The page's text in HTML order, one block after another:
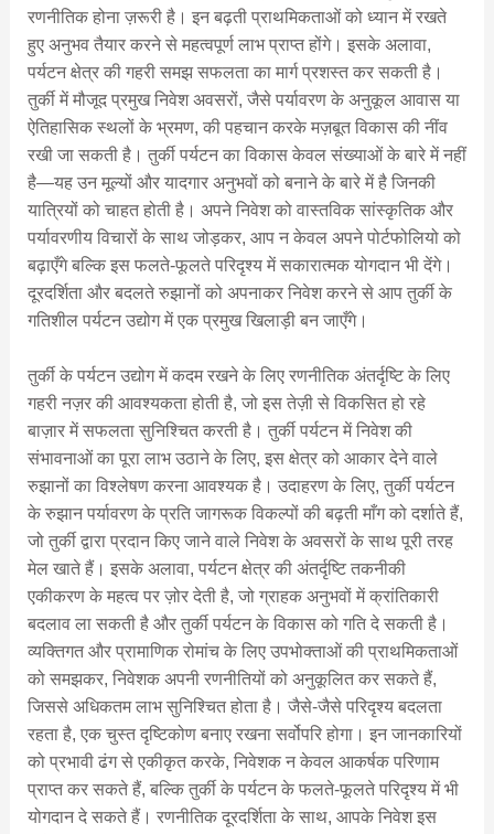
रणनीतिक होना ज़रूरी है। इन बढ़ती प्राथमिकताओं को ध्यान में रखते
हुए अनुभव तैयार करने से महत्वपूर्ण लाभ प्राप्त होंगे। इसके अलावा,
पर्यटन क्षेत्र की गहरी समझ सफलता का मार्ग प्रशस्त कर सकती है।
तुर्की में मौजूद प्रमुख निवेश अवसरों, जैसे पर्यावरण के अनुकूल आवास या
ऐतिहासिक स्थलों के भ्रमण, की पहचान करके मज़बूत विकास की नींव
रखी जा सकती है। तुर्की पर्यटन का विकास केवल संख्याओं के बारे में नहीं
है—यह उन मूल्यों और यादगार अनुभवों को बनाने के बारे में है जिनकी
यात्रियों को चाहत होती है। अपने निवेश को वास्तविक सांस्कृतिक और
पर्यावरणीय विचारों के साथ जोड़कर, आप न केवल अपने पोर्टफोलियो को
बढ़ाएँगे बल्कि इस फलते-फूलते परिदृश्य में सकारात्मक योगदान भी देंगे।
दूरदर्शिता और बदलते रुझानों को अपनाकर निवेश करने से आप तुर्की के
गतिशील पर्यटन उद्योग में एक प्रमुख खिलाड़ी बन जाएँगे।
तुर्की के पर्यटन उद्योग में कदम रखने के लिए रणनीतिक अंतर्दृष्टि के लिए
गहरी नज़र की आवश्यकता होती है, जो इस तेज़ी से विकसित हो रहे
बाज़ार में सफलता सुनिश्चित करती है। तुर्की पर्यटन में निवेश की
संभावनाओं का पूरा लाभ उठाने के लिए, इस क्षेत्र को आकार देने वाले
रुझानों का विश्लेषण करना आवश्यक है। उदाहरण के लिए, तुर्की पर्यटन
के रुझान पर्यावरण के प्रति जागरूक विकल्पों की बढ़ती माँग को दर्शाते हैं,
जो तुर्की द्वारा प्रदान किए जाने वाले निवेश के अवसरों के साथ पूरी तरह
मेल खाते हैं। इसके अलावा, पर्यटन क्षेत्र की अंतर्दृष्टि तकनीकी
एकीकरण के महत्व पर ज़ोर देती है, जो ग्राहक अनुभवों में क्रांतिकारी
बदलाव ला सकती है और तुर्की पर्यटन के विकास को गति दे सकती है।
व्यक्तिगत और प्रामाणिक रोमांच के लिए उपभोक्ताओं की प्राथमिकताओं
को समझकर, निवेशक अपनी रणनीतियों को अनुकूलित कर सकते हैं,
जिससे अधिकतम लाभ सुनिश्चित होता है। जैसे-जैसे परिदृश्य बदलता
रहता है, एक चुस्त दृष्टिकोण बनाए रखना सर्वोपरि होगा। इन जानकारियों
को प्रभावी ढंग से एकीकृत करके, निवेशक न केवल आकर्षक परिणाम
प्राप्त कर सकते हैं, बल्कि तुर्की के पर्यटन के फलते-फूलते परिदृश्य में भी
योगदान दे सकते हैं। रणनीतिक दूरदर्शिता के साथ, आपके निवेश इस